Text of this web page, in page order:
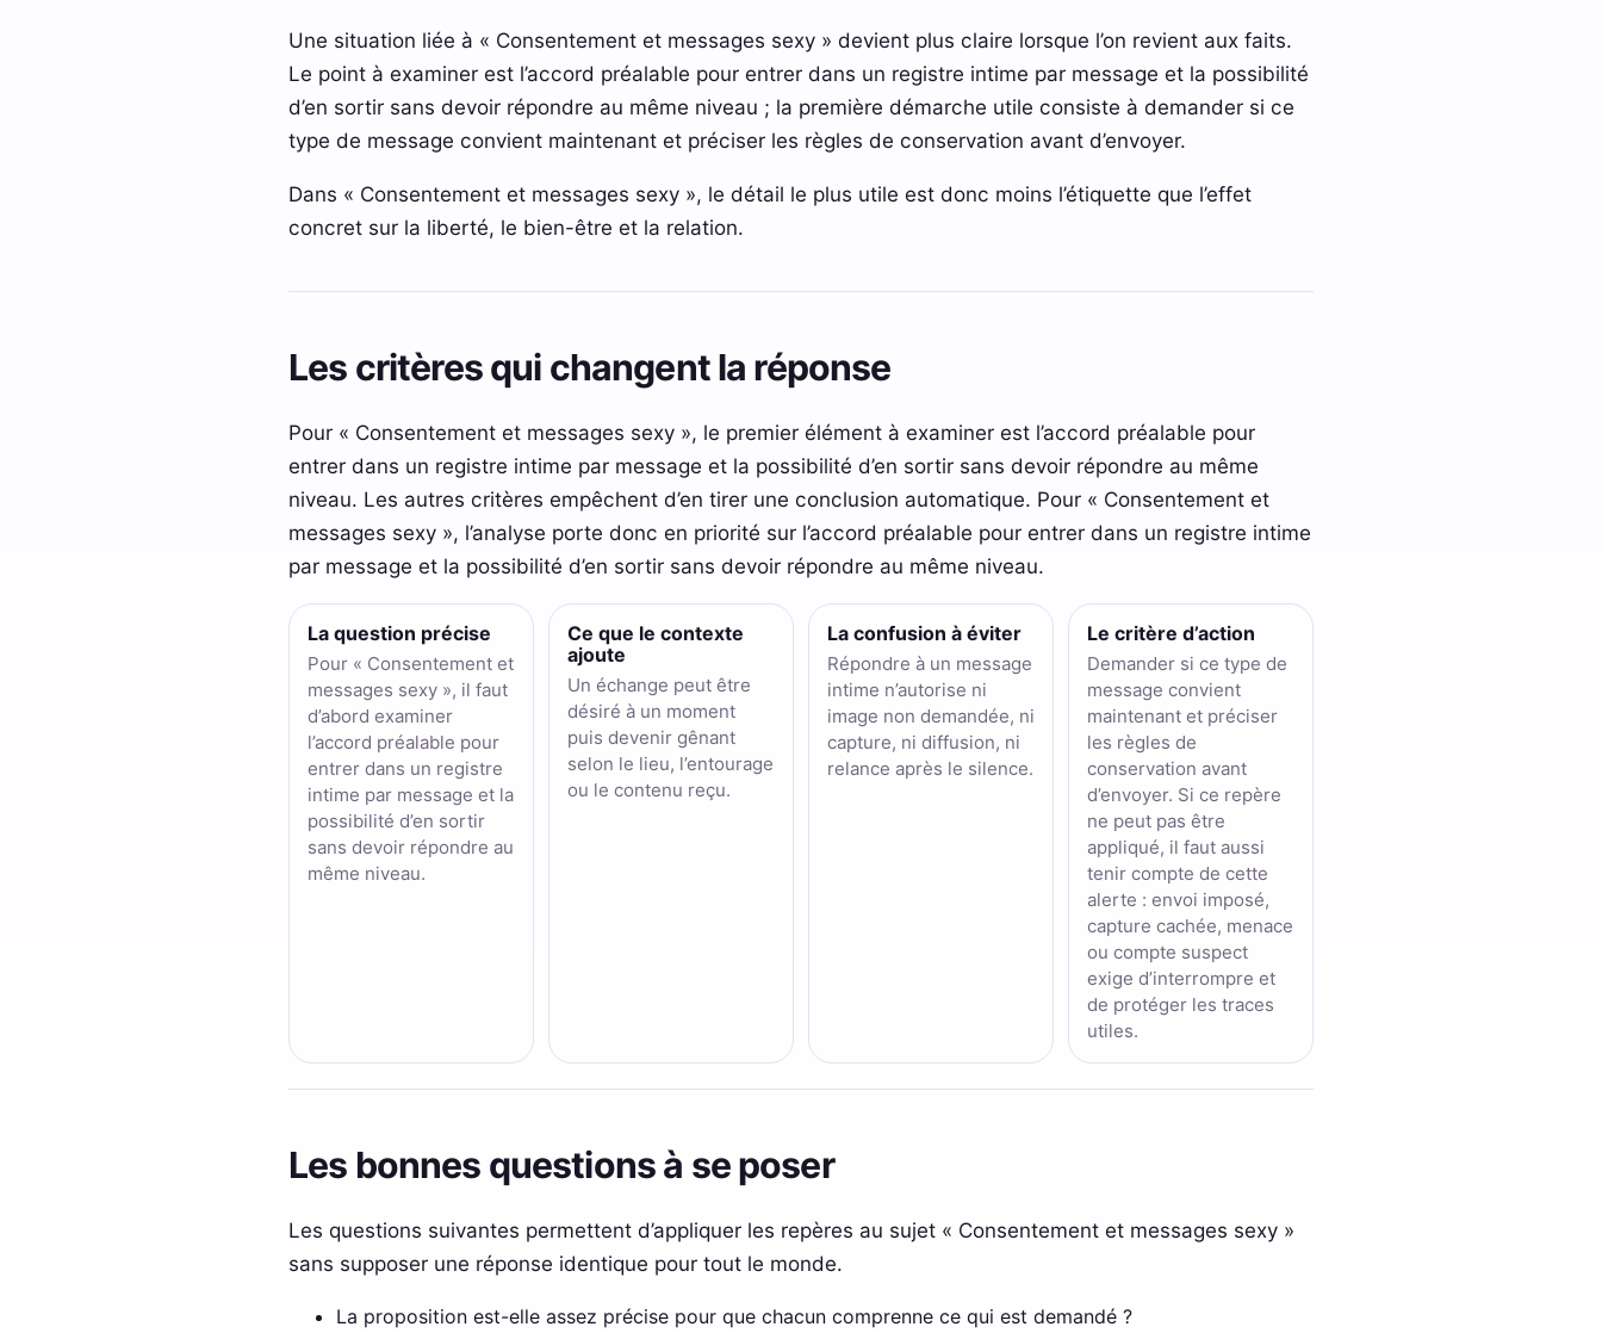
Une situation liée à « Consentement et messages sexy » devient plus claire lorsque l’on revient aux faits.
Le point à examiner est l’accord préalable pour entrer dans un registre intime par message et la possibilité
d’en sortir sans devoir répondre au même niveau ; la première démarche utile consiste à demander si ce
type de message convient maintenant et préciser les règles de conservation avant d’envoyer.
Dans « Consentement et messages sexy », le détail le plus utile est donc moins l’étiquette que l’effet
concret sur la liberté, le bien-être et la relation.
Les critères qui changent la réponse
Pour « Consentement et messages sexy », le premier élément à examiner est l’accord préalable pour
entrer dans un registre intime par message et la possibilité d’en sortir sans devoir répondre au même
niveau. Les autres critères empêchent d’en tirer une conclusion automatique. Pour « Consentement et
messages sexy », l’analyse porte donc en priorité sur l’accord préalable pour entrer dans un registre intime
par message et la possibilité d’en sortir sans devoir répondre au même niveau.
La question précise
Pour « Consentement et
messages sexy », il faut
d’abord examiner
l’accord préalable pour
entrer dans un registre
intime par message et la
possibilité d’en sortir
sans devoir répondre au
même niveau.
Ce que le contexte
ajoute
Un échange peut être
désiré à un moment
puis devenir gênant
selon le lieu, l’entourage
ou le contenu reçu.
La confusion à éviter
Répondre à un message
intime n’autorise ni
image non demandée, ni
capture, ni diffusion, ni
relance après le silence.
Le critère d’action
Demander si ce type de
message convient
maintenant et préciser
les règles de
conservation avant
d’envoyer. Si ce repère
ne peut pas être
appliqué, il faut aussi
tenir compte de cette
alerte : envoi imposé,
capture cachée, menace
ou compte suspect
exige d’interrompre et
de protéger les traces
utiles.
Les bonnes questions à se poser
Les questions suivantes permettent d’appliquer les repères au sujet « Consentement et messages sexy »
sans supposer une réponse identique pour tout le monde.
La proposition est-elle assez précise pour que chacun comprenne ce qui est demandé ?